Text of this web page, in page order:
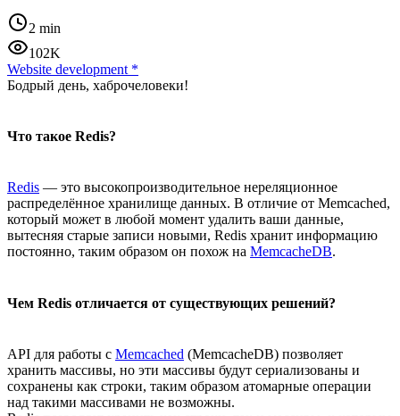
2 min
102K
Website development *
Бодрый день, хаброчеловеки!
Что такое Redis?
Redis — это высокопроизводительное нереляционное
распределённое хранилище данных. В отличие от Memcached,
который может в любой момент удалить ваши данные,
вытесняя старые записи новыми, Redis хранит информацию
постоянно, таким образом он похож на MemcacheDB.
Чем Redis отличается от существующих решений?
API для работы с Memcached (MemcacheDB) позволяет
хранить массивы, но эти массивы будут сериализованы и
сохранены как строки, таким образом атомарные операции
над такими массивами не возможны.